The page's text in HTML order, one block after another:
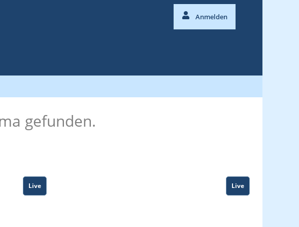
Anmelden
gefunden.
Live Live